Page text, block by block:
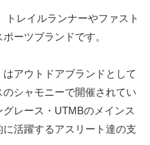
トレイルランナーやファスト
ーツブランドです。
アウトドアブランドとして
シャモニーで開催されてい
レース・UTMBのメインス
活躍するアスリート達の支